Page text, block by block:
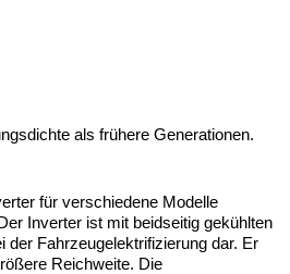
als frühere Generationen.
für verschiedene Modelle
Inverter ist mit beidseitig gekühlten
Fahrzeugelektrifizierung dar. Er
Reichweite. Die